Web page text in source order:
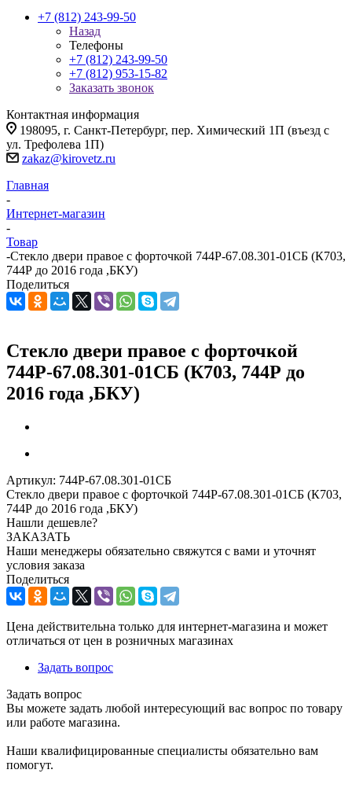
+7 (812) 243-99-50
Назад
Телефоны
+7 (812) 243-99-50
+7 (812) 953-15-82
Заказать звонок
Контактная информация
198095, г. Санкт-Петербург, пер. Химический 1П (въезд с
ул. Трефолева 1П)
zakaz@kirovetz.ru
Главная
-
Интернет-магазин
-
Товар
-Стекло двери правое с форточкой 744Р-67.08.301-01СБ (К703,
744Р до 2016 года ,БКУ)
Поделиться
Стекло двери правое с форточкой
744Р-67.08.301-01СБ (К703, 744Р до
2016 года ,БКУ)
Артикул: 744Р-67.08.301-01СБ
Стекло двери правое с форточкой 744Р-67.08.301-01СБ (К703,
744Р до 2016 года ,БКУ)
Нашли дешевле?
ЗАКАЗАТЬ
Наши менеджеры обязательно свяжутся с вами и уточнят
условия заказа
Поделиться
Цена действительна только для интернет-магазина и может
отличаться от цен в розничных магазинах
Задать вопрос
Задать вопрос
Вы можете задать любой интересующий вас вопрос по товару
или работе магазина.
Наши квалифицированные специалисты обязательно вам
помогут.